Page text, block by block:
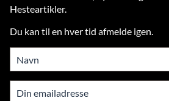
Hesteartikler.
Du kan til en hver tid afmelde igen.